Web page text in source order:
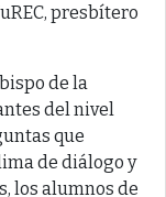
presbítero
de la
del nivel
que
de diálogo y
los alumnos de